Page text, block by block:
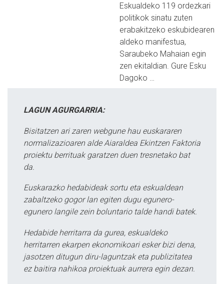
Eskualdeko 119 ordezkari
politikok sinatu zuten
erabakitzeko eskubidearen
aldeko manifestua,
Saraubeko Mahaian egin
zen ekitaldian. Gure Esku
Dagoko …
LAGUN AGURGARRIA:
Bisitatzen ari zaren webgune hau euskararen
normalizazioaren alde Aiaraldea Ekintzen Faktoria
proiektu berrituak garatzen duen tresnetako bat
da.
Euskarazko hedabideak sortu eta eskualdean
zabaltzeko gogor lan egiten dugu egunero-
egunero langile zein boluntario talde handi batek.
Hedabide herritarra da gurea, eskualdeko
herritarren ekarpen ekonomikoari esker bizi dena,
jasotzen ditugun diru-laguntzak eta publizitatea
ez baitira nahikoa proiektuak aurrera egin dezan.